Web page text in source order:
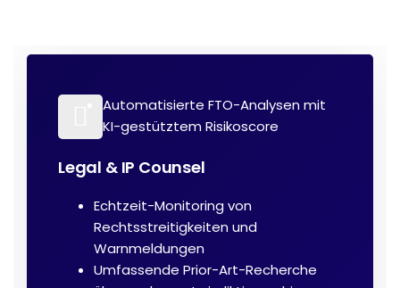
Legal & IP Counsel
Automatisierte FTO-Analysen mit
KI-gestütztem Risikoscore
Echtzeit-Monitoring von
Rechtsstreitigkeiten und
Warnmeldungen
Umfassende Prior-Art-Recherche